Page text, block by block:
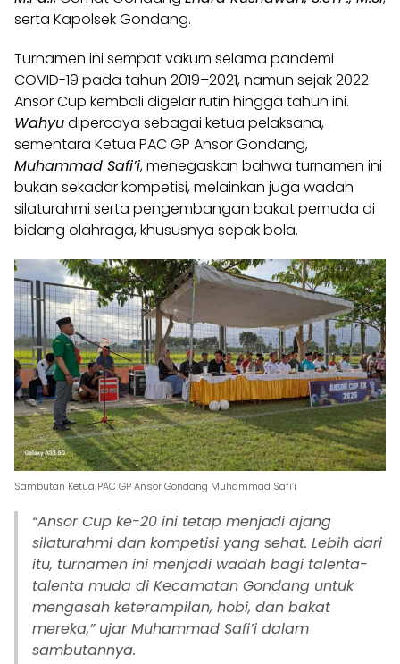
serta Kapolsek Gondang.
Turnamen ini sempat vakum selama pandemi
COVID-19 pada tahun 2019–2021, namun sejak 2022
Ansor Cup kembali digelar rutin hingga tahun ini.
Wahyudipercaya sebagai ketua pelaksana,
sementara Ketua PAC GP Ansor Gondang,
Muhammad Safi’i, menegaskan bahwa turnamen ini
bukan sekadar kompetisi, melainkan juga wadah
silaturahmi serta pengembangan bakat pemuda di
bidang olahraga, khususnya sepak bola.
Sambutan Ketua PAC GP Ansor Gondang Muhammad Safi’i
“Ansor Cup ke-20 ini tetap menjadi ajang
silaturahmi dan kompetisi yang sehat. Lebih dari
itu, turnamen ini menjadi wadah bagi talenta-
talenta muda di Kecamatan Gondang untuk
mengasah keterampilan, hobi, dan bakat
mereka,” ujar Muhammad Safi’i dalam
sambutannya.